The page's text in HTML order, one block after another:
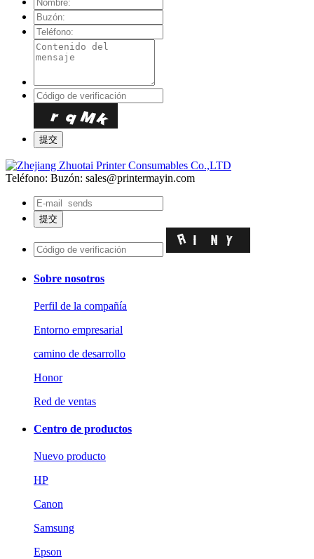
Teléfono: Buzón: sales@printermayin.com
Sobre nosotros
Perfil de la compañía
Entorno empresarial
camino de desarrollo
Honor
Red de ventas
Centro de productos
Nuevo producto
HP
Canon
Samsung
Epson